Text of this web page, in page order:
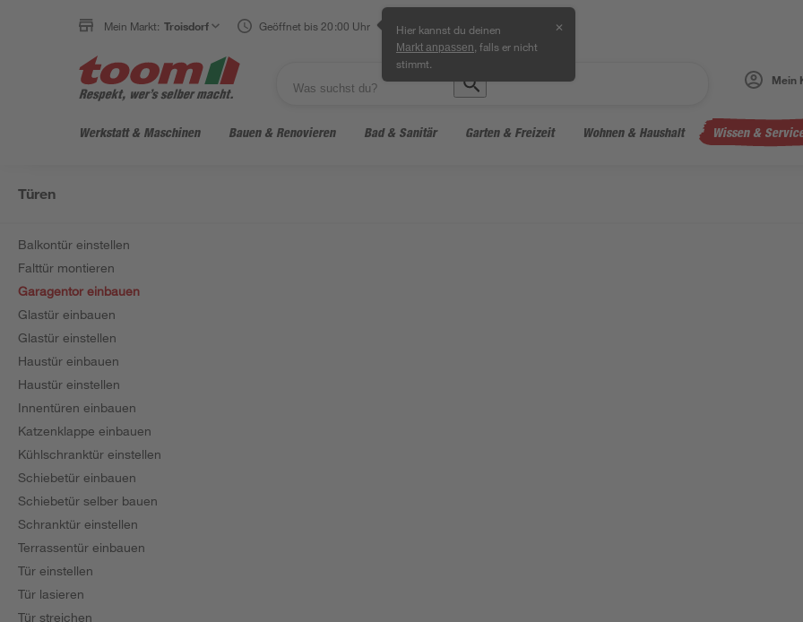
Mein Markt: Troisdorf Geöffnet bis 20:00 Uhr Hier kannst du deinen
Markt anpassen , falls er nicht
stimmt.
✕
Mein
Werkstatt & Maschinen Bauen & Renovieren Bad & Sanitär Garten & Freizeit Wohnen & Haushalt Wissen &
Türen
Balkontür einstellen
Falttür montieren
Garagentor einbauen
Glastür einbauen
Glastür einstellen
Haustür einbauen
Haustür einstellen
Innentüren einbauen
Katzenklappe einbauen
Kühlschranktür einstellen
Schiebetür einbauen
Schiebetür selber bauen
Schranktür einstellen
Terrassentür einbauen
Tür einstellen
Tür lasieren
Tür streichen